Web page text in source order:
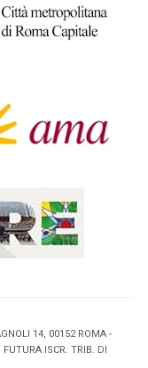
14, 00152 ROMA -
ISCR. TRIB. DI